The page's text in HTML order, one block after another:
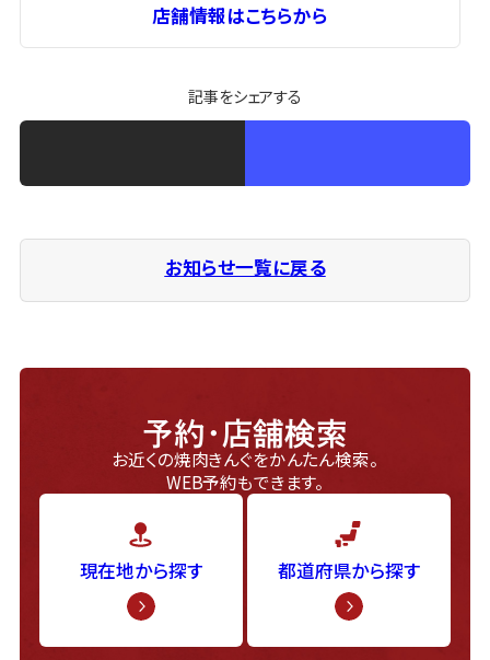
店舗情報はこちらから
記事をシェアする
お知らせ一覧に戻る
予約・店舗検索
お近くの焼肉きんぐをかんたん検索。
WEB予約もできます。
現在地から探す 都道府県から探す